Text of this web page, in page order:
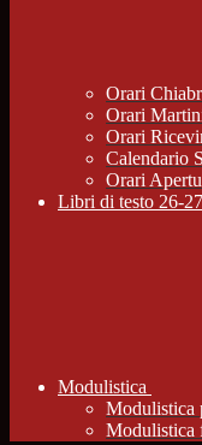
Orari
Orari
Orari
Calendario
Orari
Libri di testo 26-27
Modulistica
Modulistica
Modulistica